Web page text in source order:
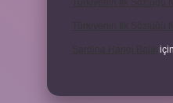
için